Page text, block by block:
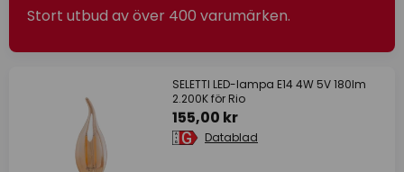
Stort utbud av över 400 varumärken.
SELETTI LED-lampa E14 4W 5V 180lm
2.200K för Rio
155,00 kr
Datablad